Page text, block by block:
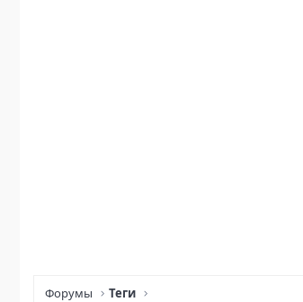
Форумы Теги